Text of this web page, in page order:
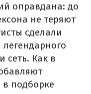
оправдана: до
не теряют
сделали
сеть. Как в
в подборке